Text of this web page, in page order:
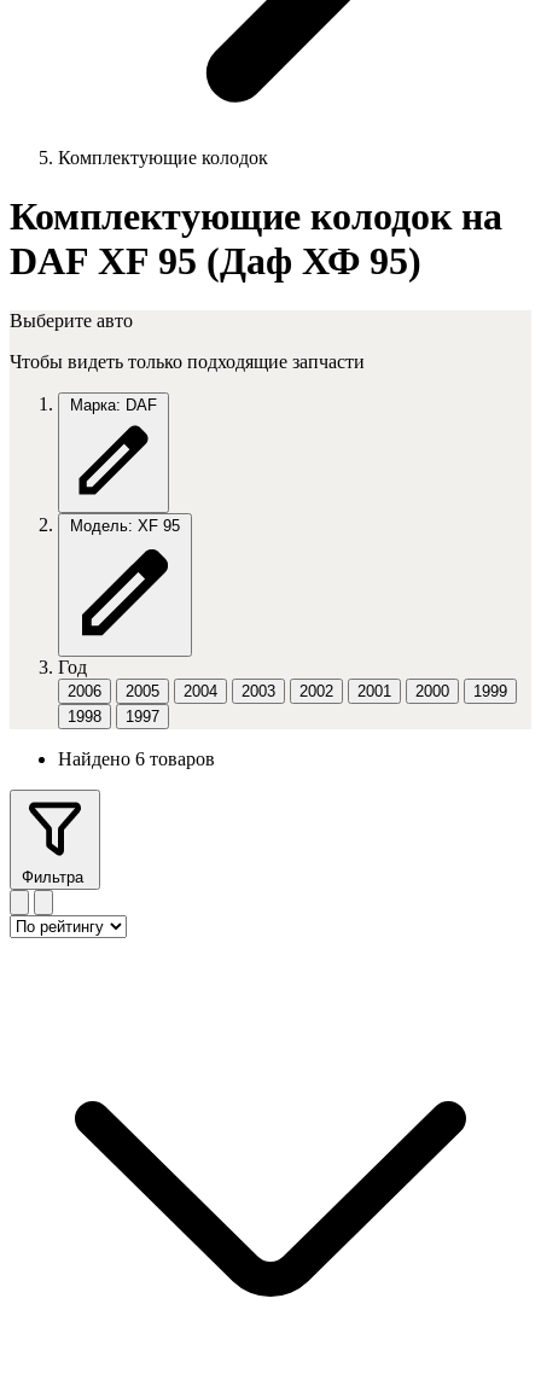
Комплектующие колодок
Комплектующие колодок на
DAF XF 95 (Даф ХФ 95)
Выберите авто
Чтобы видеть только подходящие запчасти
Марка: DAF
Модель: XF 95
Год
2006 2005 2004 2003 2002 2001 2000
1999
1998
1997
Найдено 6 товаров
Фильтра